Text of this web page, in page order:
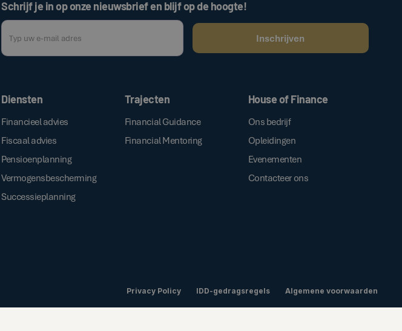
Schrijf je in op onze nieuwsbrief en blijf op de hoogte!
Diensten
Financieel advies
Fiscaal advies
Pensioenplanning
Vermogensbescherming
Successieplanning
Trajecten
Financial Guidance
Financial Mentoring
House of Finance
Ons bedrijf
Opleidingen
Evenementen
Contacteer ons
Privacy Policy IDD-gedragsregels Algemene voorwaarden